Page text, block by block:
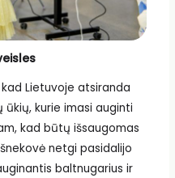
kad Lietuvoje atsiranda
ūkių, kurie imasi auginti
kad būtų išsaugomas
netgi pasidalijo
baltnugarius ir